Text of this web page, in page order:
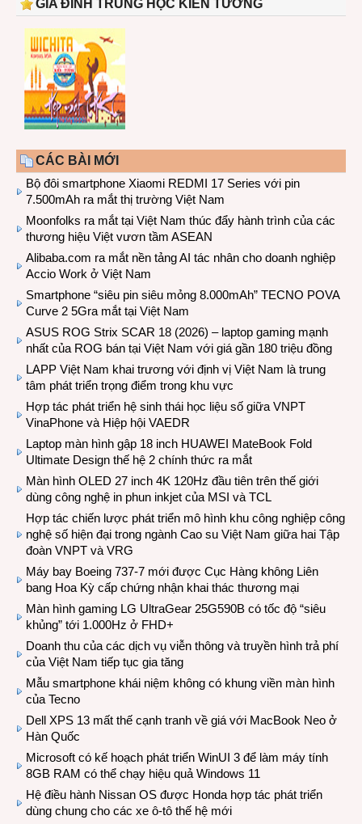
GIA ĐÌNH TRUNG HỌC KIẾN TƯỜNG
CÁC BÀI MỚI
Bộ đôi smartphone Xiaomi REDMI 17 Series với pin
7.500mAh ra mắt thị trường Việt Nam
Moonfolks ra mắt tại Việt Nam thúc đẩy hành trình của các
thương hiệu Việt vươn tầm ASEAN
Alibaba.com ra mắt nền tảng AI tác nhân cho doanh nghiệp
Accio Work ở Việt Nam
Smartphone “siêu pin siêu mỏng 8.000mAh” TECNO POVA
Curve 2 5Gra mắt tại Việt Nam
ASUS ROG Strix SCAR 18 (2026) – laptop gaming mạnh
nhất của ROG bán tại Việt Nam với giá gần 180 triệu đồng
LAPP Việt Nam khai trương với định vị Việt Nam là trung
tâm phát triển trọng điểm trong khu vực
Hợp tác phát triển hệ sinh thái học liệu số giữa VNPT
VinaPhone và Hiệp hội VAEDR
Laptop màn hình gập 18 inch HUAWEI MateBook Fold
Ultimate Design thế hệ 2 chính thức ra mắt
Màn hình OLED 27 inch 4K 120Hz đầu tiên trên thế giới
dùng công nghệ in phun inkjet của MSI và TCL
Hợp tác chiến lược phát triển mô hình khu công nghiệp công
nghệ số hiện đại trong ngành Cao su Việt Nam giữa hai Tập
đoàn VNPT và VRG
Máy bay Boeing 737-7 mới được Cục Hàng không Liên
bang Hoa Kỳ cấp chứng nhận khai thác thương mại
Màn hình gaming LG UltraGear 25G590B có tốc độ “siêu
khủng” tới 1.000Hz ở FHD+
Doanh thu của các dịch vụ viễn thông và truyền hình trả phí
của Việt Nam tiếp tục gia tăng
Mẫu smartphone khái niệm không có khung viền màn hình
của Tecno
Dell XPS 13 mất thế cạnh tranh về giá với MacBook Neo ở
Hàn Quốc
Microsoft có kế hoạch phát triển WinUI 3 để làm máy tính
8GB RAM có thể chạy hiệu quả Windows 11
Hệ điều hành Nissan OS được Honda hợp tác phát triển
dùng chung cho các xe ô-tô thế hệ mới